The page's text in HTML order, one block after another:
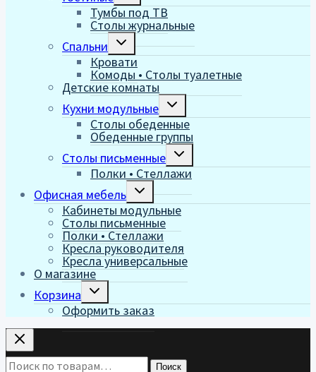
меню
Тумбы под ТВ
Столы журнальные
Спальни
Переключить
дочернее
меню
Кровати
Комоды • Столы туалетные
Детские комнаты
Кухни модульные
Переключить
меню
Столы обеденные
Обеденные группы
Столы письменные
Переключить
меню
Полки • Стеллажи
Офисная мебель
Переключить
дочернее
меню
Кабинеты модульные
Столы письменные
Полки • Стеллажи
Кресла руководителя
Кресла универсальные
О магазине
Корзина
Переключить
меню
Оформить заказ
Искать: Поиск